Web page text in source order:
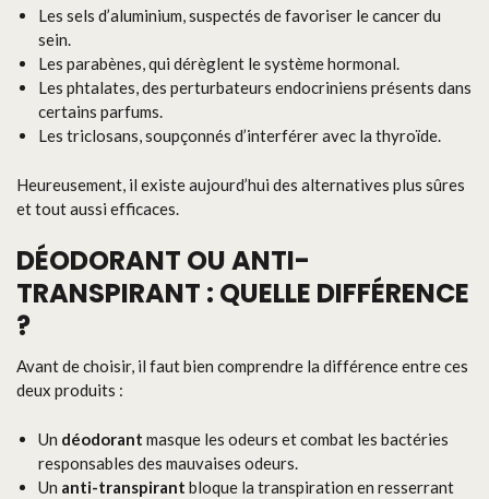
Les sels d’aluminium, suspectés de favoriser le cancer du
sein.
Les parabènes, qui dérèglent le système hormonal.
Les phtalates, des perturbateurs endocriniens présents dans
certains parfums.
Les triclosans, soupçonnés d’interférer avec la thyroïde.
Heureusement, il existe aujourd’hui des alternatives plus sûres
et tout aussi efficaces.
DÉODORANT OU ANTI-
TRANSPIRANT : QUELLE DIFFÉRENCE
?
Avant de choisir, il faut bien comprendre la différence entre ces
deux produits :
Un déodorant masque les odeurs et combat les bactéries
responsables des mauvaises odeurs.
Un anti-transpirant bloque la transpiration en resserrant